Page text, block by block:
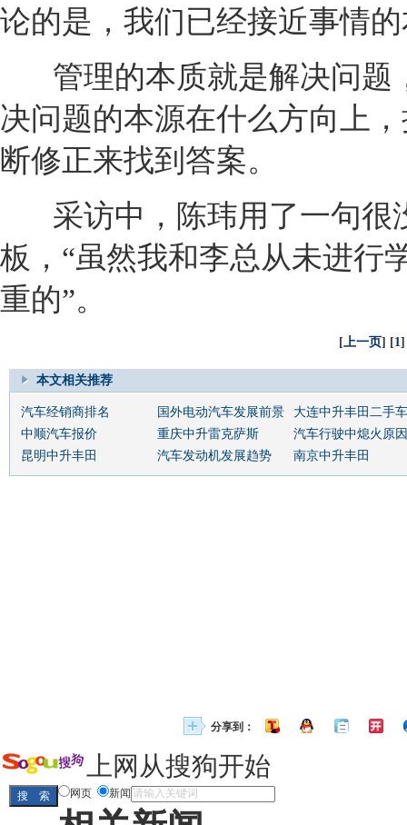
论的是，我们已经接近事情
管理的本质就是解决问
决问题的本源在什么方向上
断修正来找到答案。
采访中，陈玮用了一句
板，“虽然我和李总从未进行
重的”。
[上一页] [1]
本文相关推荐
汽车经销商排名 国外电动汽车发展前景
大连中升丰田二手车
中顺汽车报价
重庆中升雷克萨斯
汽车行驶中熄火原因
昆明中升丰田
汽车发动机发展趋势 南京中升丰田
分享到：
上网从搜狗开始
网页 新闻